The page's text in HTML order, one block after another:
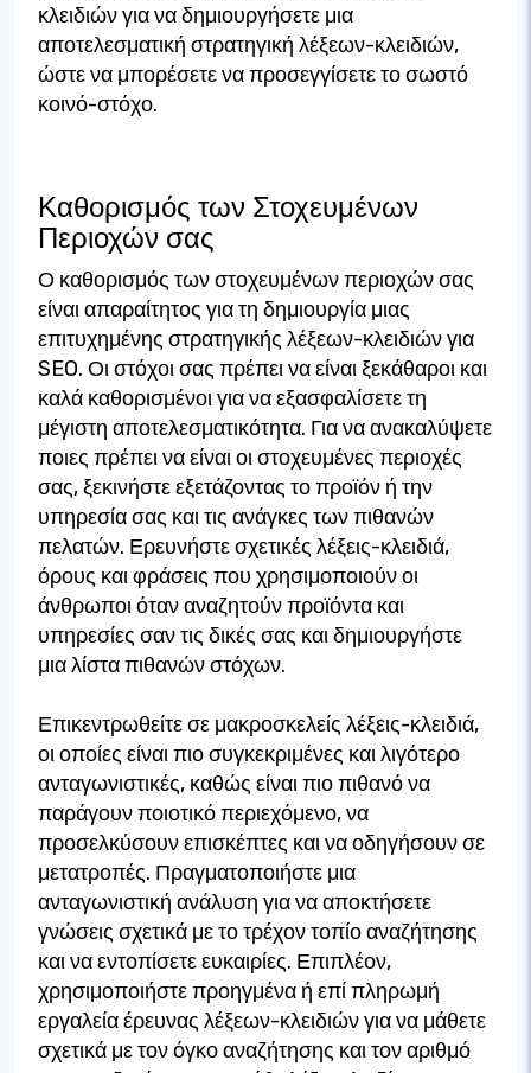
κλειδιών για να δημιουργήσετε μια
αποτελεσματική στρατηγική λέξεων-κλειδιών,
ώστε να μπορέσετε να προσεγγίσετε το σωστό
κοινό-στόχο.
Καθορισμός των Στοχευμένων
Περιοχών σας
Ο καθορισμός των στοχευμένων περιοχών σας
είναι απαραίτητος για τη δημιουργία μιας
επιτυχημένης στρατηγικής λέξεων-κλειδιών για
SEO. Οι στόχοι σας πρέπει να είναι ξεκάθαροι και
καλά καθορισμένοι για να εξασφαλίσετε τη
μέγιστη αποτελεσματικότητα. Για να ανακαλύψετε
ποιες πρέπει να είναι οι στοχευμένες περιοχές
σας, ξεκινήστε εξετάζοντας το προϊόν ή την
υπηρεσία σας και τις ανάγκες των πιθανών
πελατών. Ερευνήστε σχετικές λέξεις-κλειδιά,
όρους και φράσεις που χρησιμοποιούν οι
άνθρωποι όταν αναζητούν προϊόντα και
υπηρεσίες σαν τις δικές σας και δημιουργήστε
μια λίστα πιθανών στόχων.
Επικεντρωθείτε σε μακροσκελείς λέξεις-κλειδιά,
οι οποίες είναι πιο συγκεκριμένες και λιγότερο
ανταγωνιστικές, καθώς είναι πιο πιθανό να
παράγουν ποιοτικό περιεχόμενο, να
προσελκύσουν επισκέπτες και να οδηγήσουν σε
μετατροπές. Πραγματοποιήστε μια
ανταγωνιστική ανάλυση για να αποκτήσετε
γνώσεις σχετικά με το τρέχον τοπίο αναζήτησης
και να εντοπίσετε ευκαιρίες. Επιπλέον,
χρησιμοποιήστε προηγμένα ή επί πληρωμή
εργαλεία έρευνας λέξεων-κλειδιών για να μάθετε
σχετικά με τον όγκο αναζήτησης και τον αριθμό